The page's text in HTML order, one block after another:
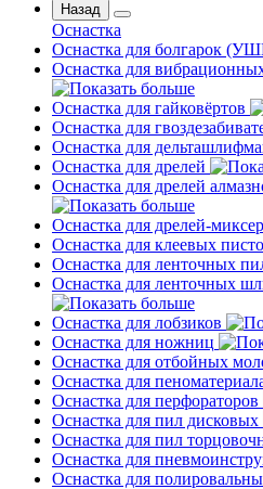
Назад
Оснастка
Оснастка для болгарок
Оснастка для
Оснастка для гайковёртов
Оснастка для
Оснастка для
Оснастка для дрелей
Оснастка для дрелей
Оснастка для дрелей-
Оснастка для клеевых
Оснастка для ленточных
Оснастка для ленточных
Оснастка для лобзиков
Оснастка для ножниц
Оснастка для отбойных
Оснастка для
Оснастка для перфораторов
Оснастка для пил дисковых
Оснастка для пил
Оснастка для
Оснастка для